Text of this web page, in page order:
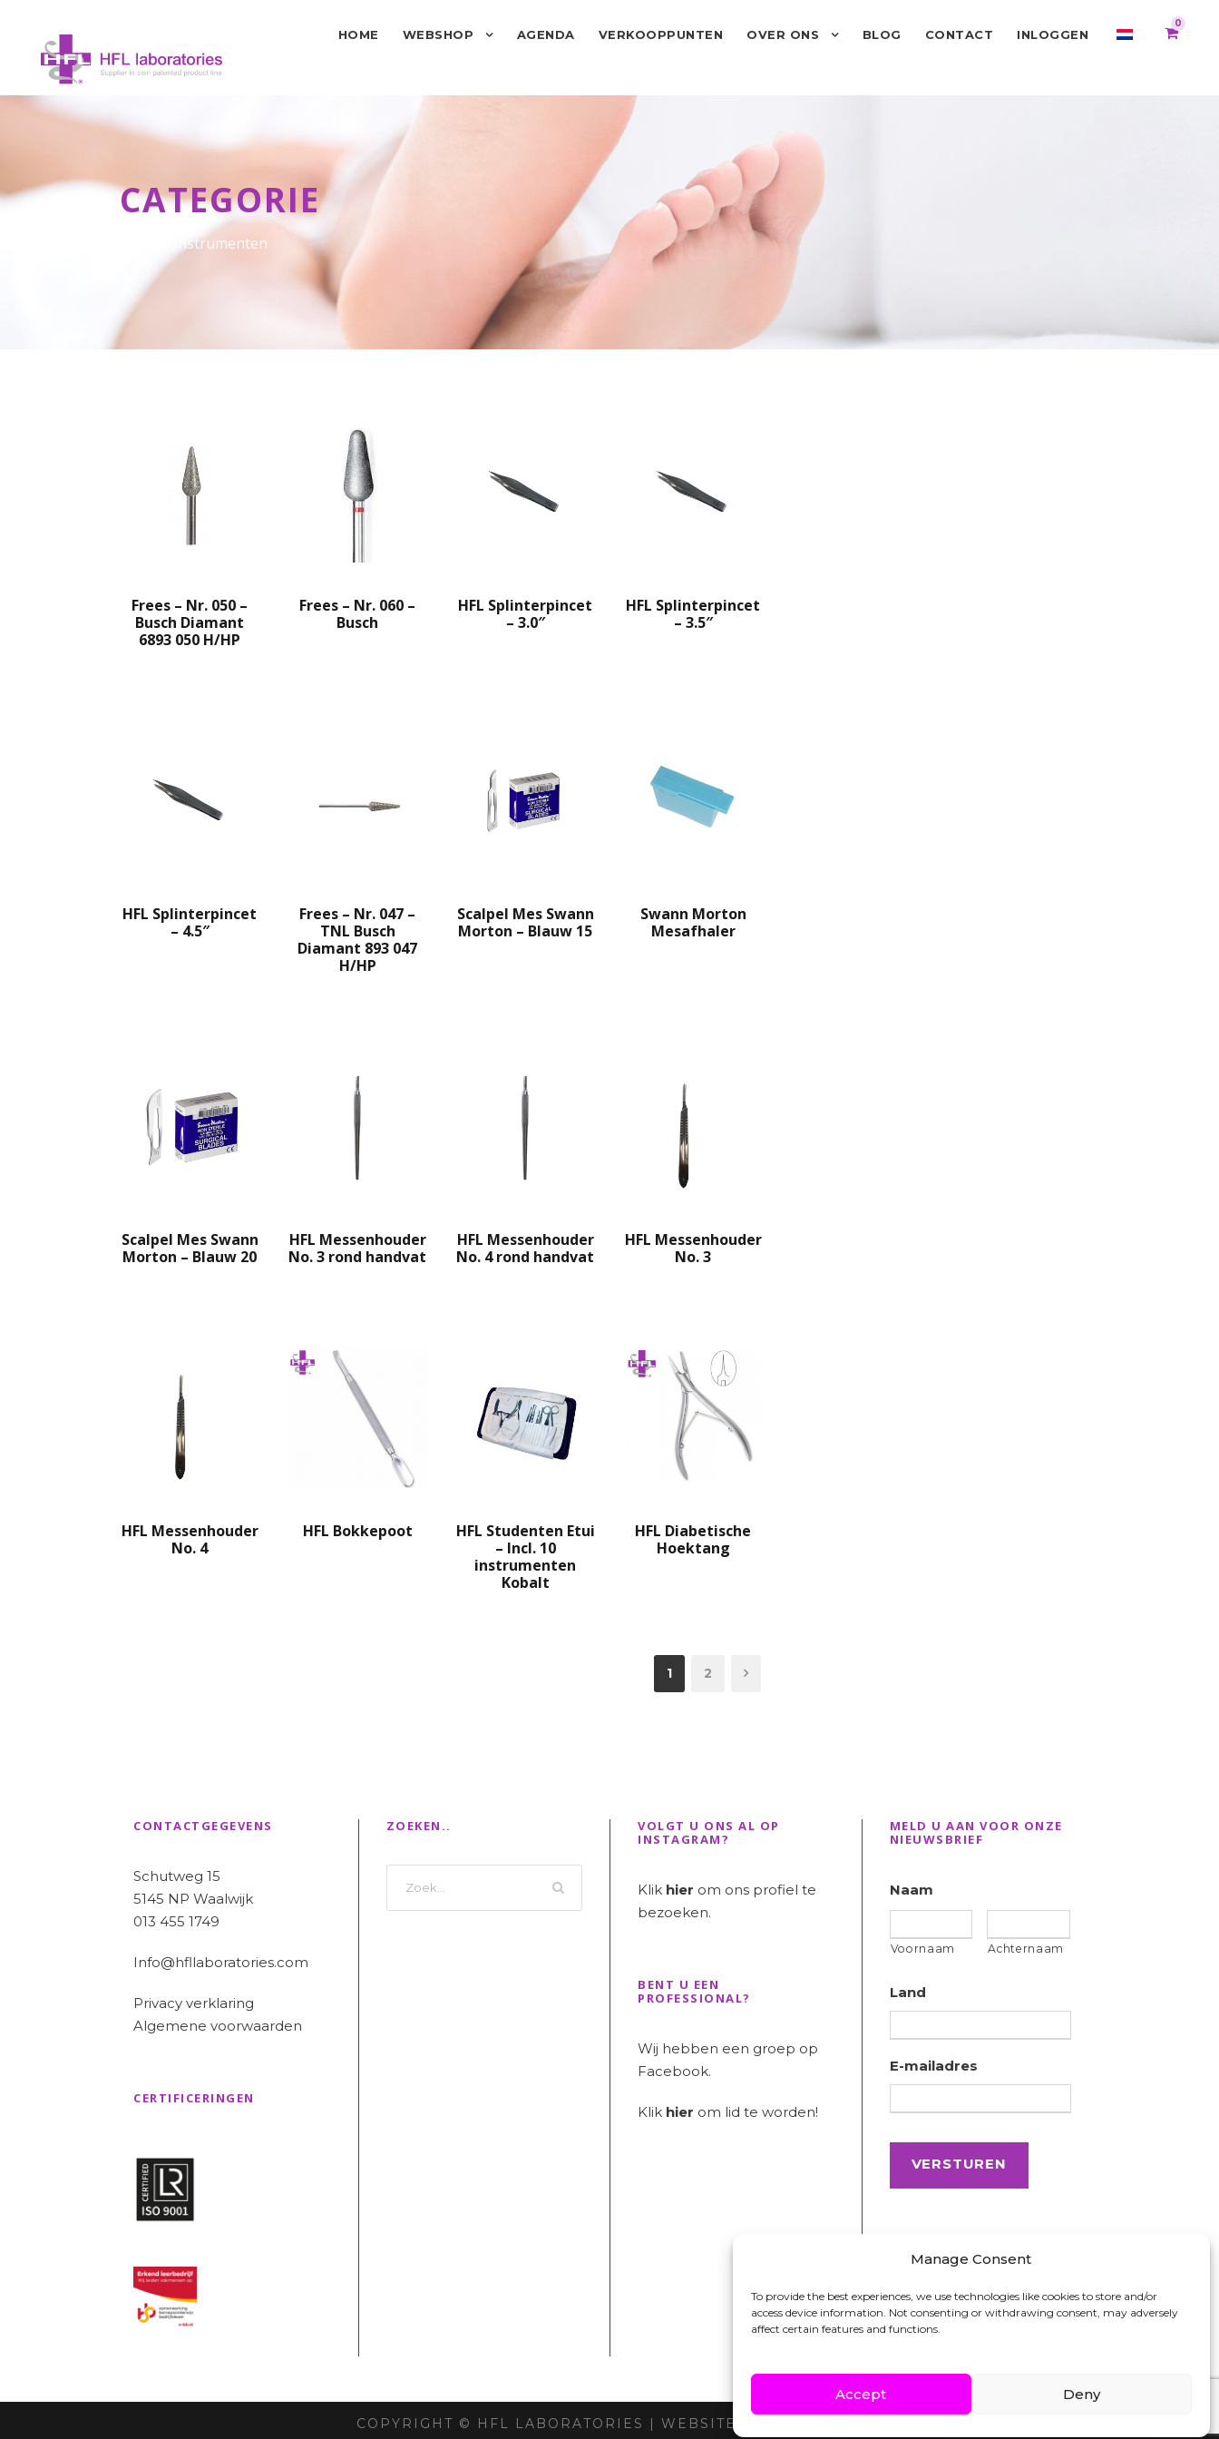
Manage Consent
To provide the best experiences, we use technologies like cookies to store and/or
access device information. Not consenting or withdrawing consent, may adversely
affect certain features and functions.
Accept Deny
HOME WEBSHOP AGENDA VERKOOPPUNTEN OVER ONS BLOG CONTACT INLOGGEN
0
CATEGORIE
/ Instrumenten
Frees – Nr. 050 –
Busch Diamant
6893 050 H/HP
Frees – Nr. 060 –
Busch
HFL Splinterpincet
– 3.0″
HFL Splinterpincet
– 3.5″
HFL Splinterpincet
– 4.5″
Frees – Nr. 047 –
TNL Busch
Diamant 893 047
H/HP
Scalpel Mes Swann
Morton – Blauw 15
Swann Morton
Mesafhaler
Scalpel Mes Swann
Morton – Blauw 20
HFL Messenhouder
No. 3 rond handvat
HFL Messenhouder
No. 4 rond handvat
HFL Messenhouder
No. 3
HFL Messenhouder
No. 4
HFL Bokkepoot
HFL Studenten Etui
– Incl. 10
instrumenten
Kobalt
HFL Diabetische
Hoektang
1 2
CONTACTGEGEVENS
Schutweg 15
5145 NP Waalwijk
013 455 1749
Info@hfllaboratories.com
Privacy verklaring
Algemene voorwaarden
CERTIFICERINGEN
ZOEKEN..
VOLGT U ONS AL OP
INSTAGRAM?
Klik hier om ons profiel te
bezoeken.
BENT U EEN
PROFESSIONAL?
Wij hebben een groep op
Facebook.
Klik hier om lid te worden!
MELD U AAN VOOR ONZE
NIEUWSBRIEF
Naam
Voornaam Achternaam
Land
E-mailadres
COPYRIGHT © HFL LABORATORIES | WEBSITE DOOR INDICIA